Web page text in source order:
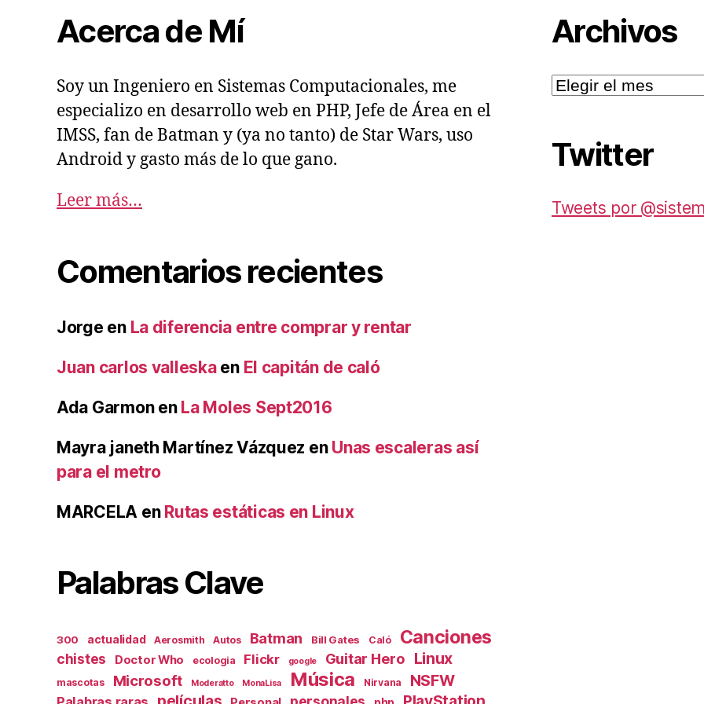
Acerca de Mí
Soy un Ingeniero en Sistemas Computacionales, me
especializo en desarrollo web en PHP, Jefe de Área en el
IMSS, fan de Batman y (ya no tanto) de Star Wars, uso
Android y gasto más de lo que gano.
Leer más…
Comentarios recientes
Jorge en La diferencia entre comprar y rentar
Juan carlos valleskaen El capitán de caló
Ada Garmonen La Moles Sept2016
Mayra janeth Martínez Vázquez en Unas escaleras así
para el metro
MARCELA en Rutas estáticas en Linux
Palabras Clave
300 actualidad Aerosmith Autos Batman Bill Gates Caló Canciones
chistes Doctor Who ecologia Flickr google Guitar Hero Linux
mascotas Microsoft Moderatto MonaLisa Música Nirvana NSFW
Archivos
Archivos
Twitter
Tweets por